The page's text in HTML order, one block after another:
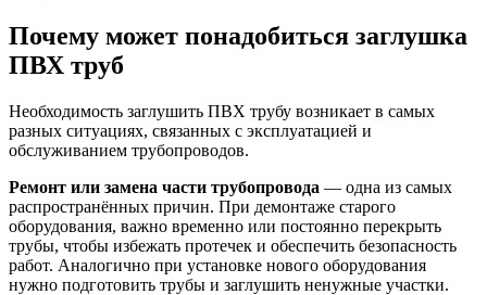
Почему может понадобиться заглушка
ПВХ труб
Необходимость заглушить ПВХ трубу возникает в самых
разных ситуациях, связанных с эксплуатацией и
обслуживанием трубопроводов.
Ремонт или замена части трубопровода — одна из самых
распространённых причин. При демонтаже старого
оборудования, важно временно или постоянно перекрыть
трубы, чтобы избежать протечек и обеспечить безопасность
работ. Аналогично при установке нового оборудования
нужно подготовить трубы и заглушить ненужные участки.